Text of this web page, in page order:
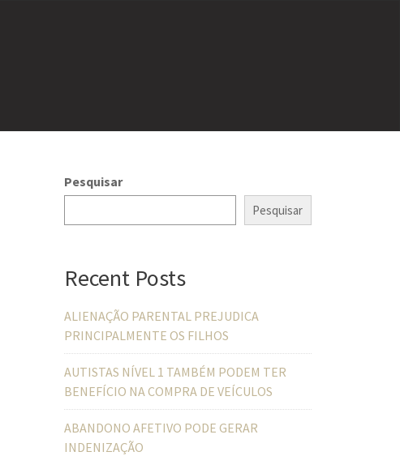
Pesquisar
Pesquisar
Recent Posts
ALIENAÇÃO PARENTAL PREJUDICA
PRINCIPALMENTE OS FILHOS
AUTISTAS NÍVEL 1 TAMBÉM PODEM TER
BENEFÍCIO NA COMPRA DE VEÍCULOS
ABANDONO AFETIVO PODE GERAR
INDENIZAÇÃO